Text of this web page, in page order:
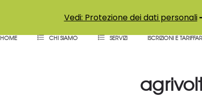
HOME CHI SIAMO SERVIZI ISCRIZIONI E
Vedi: Protezione dei dati personali